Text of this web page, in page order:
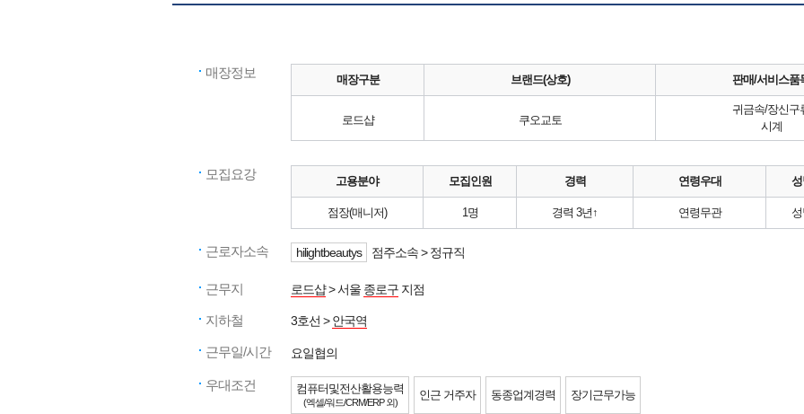
매장정보 매장구분 브랜드(상호) 판매/서비스품
로드샵 쿠오교토
귀금속/장신구
시계
모집요강 고용분야 모집인원 경력 연령우대
점장(매니저) 1명 경력 3년↑ 연령무관
근로자소속 hilightbeautys 점주소속 > 정규직
근무지 로드샵> 서울 종로구 지점
지하철 3호선 >안국역
근무일/시간 요일협의
우대조건 컴퓨터및전산활용능력
(엑셀/워드/CRM/ERP 외)
인근 거주자 동종업계경력 장기근무가능